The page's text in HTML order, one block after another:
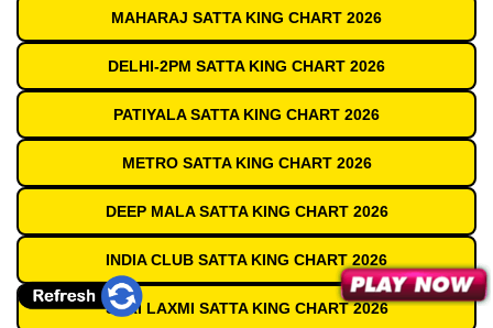
MAHARAJ SATTA KING CHART 2026
DELHI-2PM SATTA KING CHART 2026
PATIYALA SATTA KING CHART 2026
METRO SATTA KING CHART 2026
DEEP MALA SATTA KING CHART 2026
INDIA CLUB SATTA KING CHART 2026
SHRI LAXMI SATTA KING CHART 2026